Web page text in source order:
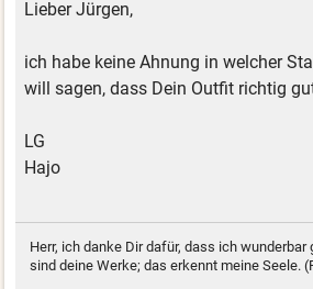
Lieber Jürgen,
ich habe keine Ahnung in welcher
will sagen, dass Dein Outfit richtig
LG
Hajo
Herr, ich danke Dir dafür, dass ich
sind deine Werke; das erkennt meine Seele.